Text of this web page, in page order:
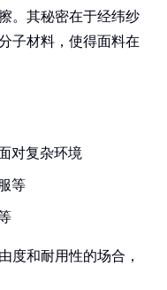
。其秘密在于经纬纱
子材料，使得面料在
对复杂环境
等
度和耐用性的场合，